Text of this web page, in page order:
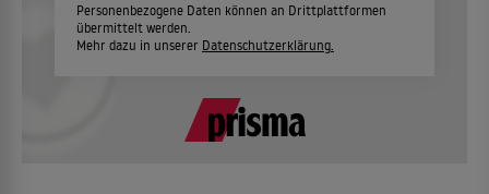
Personenbezogene Daten können an Drittplattformen
übermittelt werden.
Mehr dazu in unserer Datenschutzerklärung.